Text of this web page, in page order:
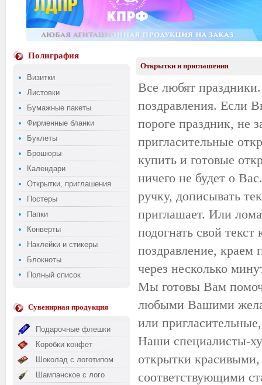
Полиграфия
Визитки
Листовки
Бумажные пакеты
Фирменные бланки
Буклеты
Брошюры
Календари
Открытки, приглашения
Постеры
Папки
Конверты
Наклейки и стикеры
Блокноты
Полный список
Сувенирная продукция
Подарочные флешки
Коробки конфет
Шоколад с логотипом
Шампанское с лого
Открытки и приглашения
Все любят
поздравления. Если
пороге праздник, не
пригласительные
купить и готовые
ничего не будет о
ручку, дописывать
приглашает. Или
подогнать свой
поздравление, краем
через несколько
Мы готовы Вам
любыми Вашими
или
Наши специалисты-
открытки
соответствующими